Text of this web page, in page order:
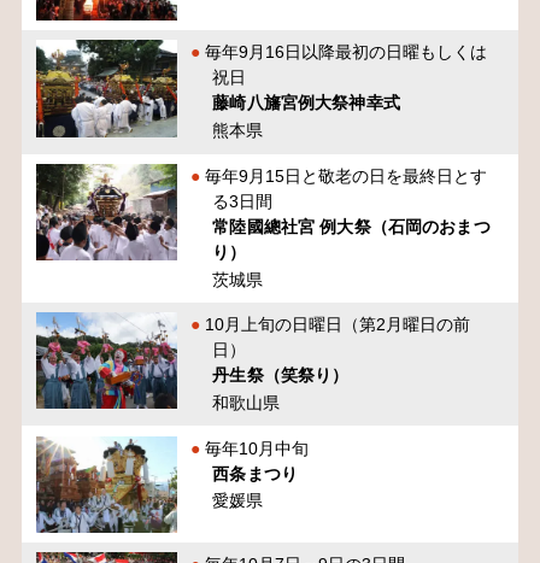
毎年9月16日以降最初の日曜もしくは
祝日
藤崎八旛宮例大祭神幸式
熊本県
毎年9月15日と敬老の日を最終日とす
る3日間
常陸國總社宮 例大祭（石岡のおまつ
り）
茨城県
10月上旬の日曜日（第2月曜日の前
日）
丹生祭（笑祭り）
和歌山県
毎年10月中旬
西条まつり
愛媛県